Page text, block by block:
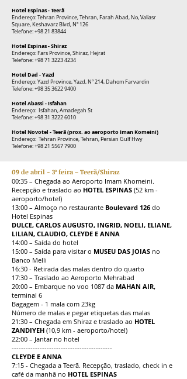
Hotel Espinas - Teerã
Endereço: Tehran Province, Tehran, Farah Abad, No, Valiasr
Square, Keshavarz Blvd, Nº 126
Telefone:+98 21 83844
Hotel Espinas - Shiraz
Endereço: Fars Province, Shiraz, Hejrat
Telefone:+98 71 3223 4234
Hotel Dad - Yazd
Endereço: Yazd Province, Yazd, Nº 214, Dahom Farvardin
Telefone:+98 35 3622 9400
Hotel Abassi - Isfahan
Endereço: Isfahan, Amadegah St
Telefone:+98 31 3222 6010
Hotel Novotel - Teerã (prox. ao aeroporto Iman Komeini)
Endereço: Tehran Province, Tehran, Persian Gulf Hwy
Telefone:+98 21 5567 7900
09 de abril - 3ª feira – Teerã/Shiraz
00:35 – Chegada ao Aeroporto Imam Khomeini.
Recepção e traslado ao HOTEL ESPINAS (52 km -
aeroporto/hotel)
13:00 – Almoço no restaurante Boulevard 126 do
Hotel Espinas
DULCE, CARLOS AUGUSTO, INGRID, NOELI, ELIANE,
LILIAN, CLAUDIO, CLEYDE E ANNA
14:00 – Saída do hotel
15:00 – Saída para visitar o MUSEU DAS JOIAS no
Banco Melli
16:30 - Retirada das malas dentro do quarto
17:30 – Traslado ao Aeroporto Mehrabad
20:00 – Embarque no voo 1087 da MAHAN AIR,
terminal 6
Bagagem - 1 mala com 23kg
Número de malas e pegar etiquetas das malas
21:30 – Chegada em Shiraz e traslado ao HOTEL
ZANDIYEH (10,9 km - aeroporto/hotel)
22:00 – Jantar no hotel
-------------------------------------------
CLEYDE E ANNA
7:15 - Chegada a Teerã. Recepção, traslado, check in e
café da manhã no HOTEL ESPINAS